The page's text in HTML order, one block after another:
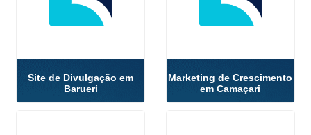
Site de Divulgação em
Barueri
Marketing de Crescimento
em Camaçari